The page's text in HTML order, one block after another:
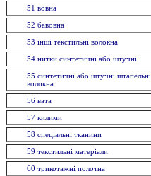
51 вовна
52 бавовна
53 іншi текстильні волокна
54 нитки синтетичні або штучні
55 синтетичні або штучні штапельнi
волокна
56 вата
57 килими
58 спецiальнi тканини
59 текстильнi матерiали
60 трикотажні полотна